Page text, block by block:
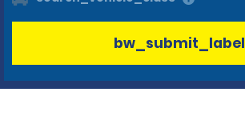
bw_submit_label